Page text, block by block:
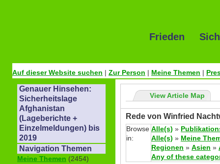
Frieden
Auf dieser Website suchen | Zur Person | Meine Themen |
Genauer Hinsehen:
Sicherheitslage
Afghanistan
(Lageberichte +
Einzelmeldungen) bis
2019
Navigation Themen
Meine Themen (2454)
View Article Map
Rede von Winfried
Browse
in:
Alle(s) »
Alle(s) » Meine
Regionen » Asien »
Any of these